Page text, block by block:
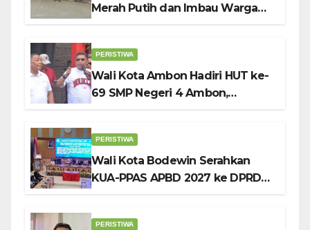
Merah Putih dan Imbau Warga
PERISTIWA
Wali Kota Ambon Hadiri HUT ke-
69 SMP Negeri 4 Ambon,
PERISTIWA
Wali Kota Bodewin Serahkan
KUA-PPAS APBD 2027 ke DPRD
PERISTIWA